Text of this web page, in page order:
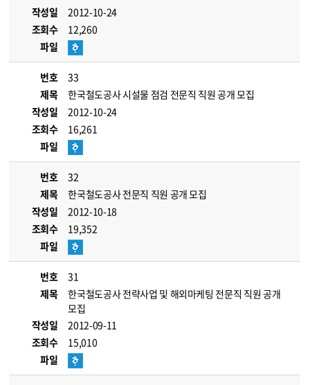
작성일
2012-10-24
조회수
12,260
파일
번호
33
제목
한국철도공사 시설물 점검 전문직 직원 공개 모집
작성일
2012-10-24
조회수
16,261
파일
번호
32
제목
한국철도공사 전문직 직원 공개 모집
작성일
2012-10-18
조회수
19,352
파일
번호
31
제목
한국철도공사 전략사업 및 해외마케팅 전문직 직원 공개
모집
작성일
2012-09-11
조회수
15,010
파일